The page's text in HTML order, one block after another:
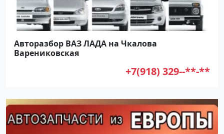
Авторазбор ВАЗ ЛАДА на Чкалова
Варениковская
+7(918) 329--**-**